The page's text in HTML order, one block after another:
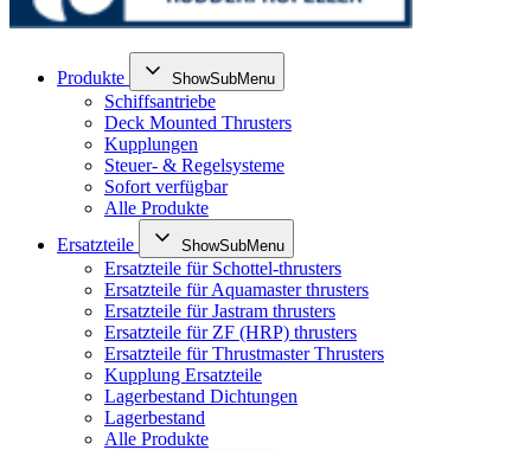
Produkte ShowSubMenu
Schiffsantriebe
Deck Mounted Thrusters
Kupplungen
Steuer- & Regelsysteme
Sofort verfügbar
Alle Produkte
Ersatzteile
ShowSubMenu
Ersatzteile für Schottel-thrusters
Ersatzteile für Aquamaster thrusters
Ersatzteile für Jastram thrusters
Ersatzteile für ZF (HRP) thrusters
Ersatzteile für Thrustmaster Thrusters
Kupplung Ersatzteile
Lagerbestand Dichtungen
Lagerbestand
Alle Produkte